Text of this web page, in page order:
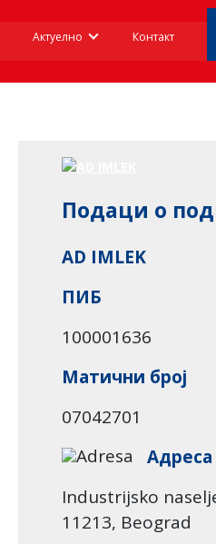
Актуелно Контакт
Подаци о
AD IMLEK
ПИБ
100001636
Матични број
07042701
Адреса
Industrijsko
11213, Beograd